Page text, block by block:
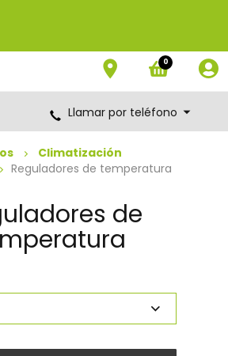
0
Llamar por teléfono
Climatización
Reguladores de temperatura
de